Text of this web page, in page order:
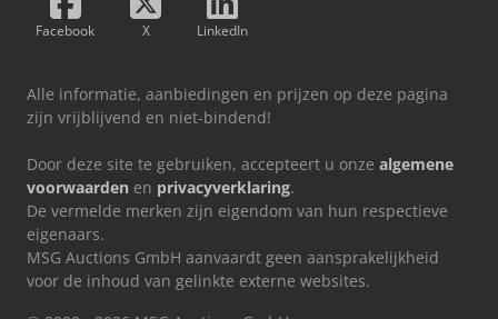
Facebook X LinkedIn
Alle informatie, aanbiedingen en prijzen op deze pagina
zijn vrijblijvend en niet-bindend!
Door deze site te gebruiken, accepteert u onze algemene
voorwaarden en privacyverklaring.
De vermelde merken zijn eigendom van hun respectieve
eigenaars.
MSG Auctions GmbH aanvaardt geen aansprakelijkheid
voor de inhoud van gelinkte externe websites.